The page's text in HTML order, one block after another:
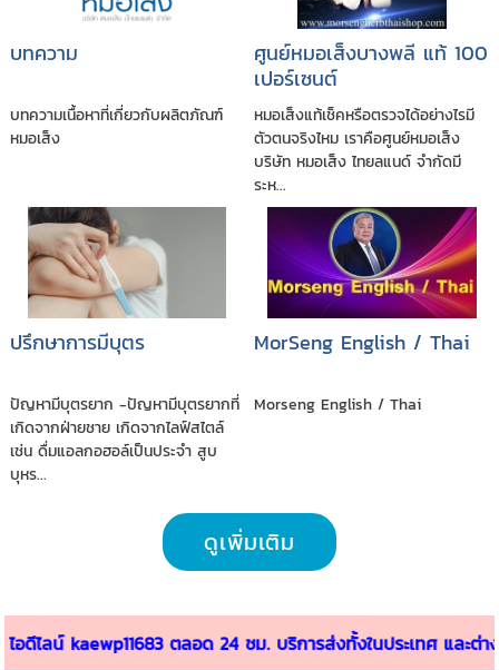
บทความ
บทความเนื้อหาที่เกี่ยวกับผลิตภัณฑ์
หมอเส็ง
ศูนย์หมอเส็งบางพลี แท้ 100
เปอร์เซนต์
หมอเส็งแท้เช็คหรือตรวจได้อย่างไรมี
ตัวตนจริงไหม เราคือศูนย์หมอเส็ง
บริษัท หมอเส็ง ไทยลแนด์ จำกัดมี
ระห...
ปรึกษาการมีบุตร
ปัญหามีบุตรยาก -ปัญหามีบุตรยากที่
เกิดจากฝ่ายชาย เกิดจากไลฟ์สไตล์
เช่น ดื่มแอลกอฮอล์เป็นประจำ สูบ
บุหร...
MorSeng English / Thai
Morseng English / Thai
ดูเพิ่มเติม
ตลอด 24 ชม. บริการส่งทั้งในประเทศ และต่างประเทศ